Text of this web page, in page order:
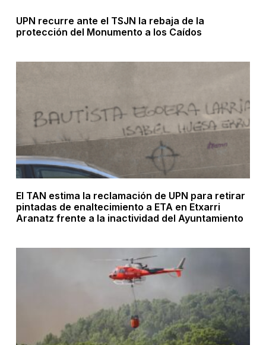
UPN recurre ante el TSJN la rebaja de la
protección del Monumento a los Caídos
El TAN estima la reclamación de UPN para retirar
pintadas de enaltecimiento a ETA en Etxarri
Aranatz frente a la inactividad del Ayuntamiento